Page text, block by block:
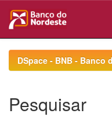
navigationDSpace - BNB - Banco
Pesquisar